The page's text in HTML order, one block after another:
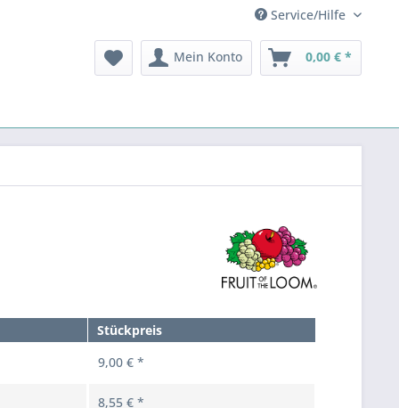
Service/Hilfe
Mein Konto 0,00 € *
Stückpreis
9,00 € *
8,55 € *